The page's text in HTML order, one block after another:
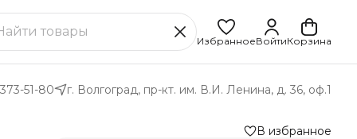
ИзбранноеВойтиКорзина
51-80 г. Волгоград, пр-кт. им. В.И. Ленина, д. 36, оф.1
В избранное